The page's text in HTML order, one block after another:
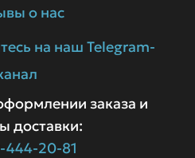
о нас
на наш Telegram-
заказа и
доставки:
444-20-81